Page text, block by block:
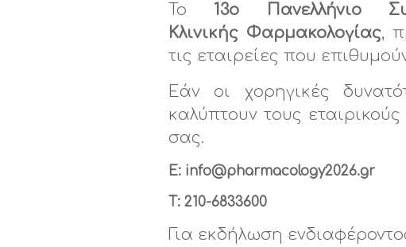
Το 13ο Πανελλήνιο
Κλινικής Φαρμακολογίας,
τις εταιρείες που
Εάν οι χορηγικές
καλύπτουν τους
σας.
E: info@pharmacology2026.gr
T: 210-6833600
ια εκδήλωση